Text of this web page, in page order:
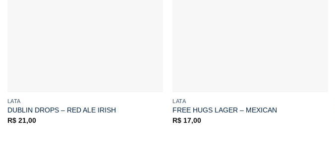
LATA
DUBLIN DROPS – RED ALE IRISH
R$21,00
LATA
FREE HUGS LAGER – MEXICAN
R$ 17,00